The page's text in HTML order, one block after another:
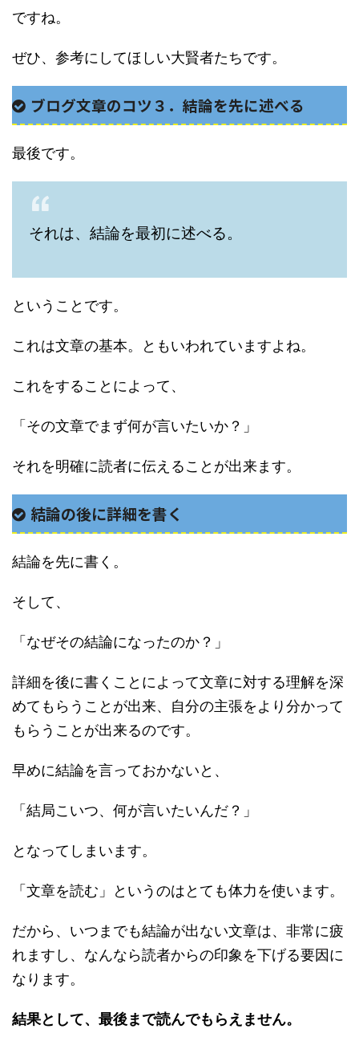
ですね。
ぜひ、参考にしてほしい大賢者たちです。
ブログ文章のコツ３． 結論を先に述べる
最後です。
それは、結論を最初に述べる。
ということです。
これは文章の基本。ともいわれていますよね。
これをすることによって、
「その文章でまず何が言いたいか？」
それを明確に読者に伝えることが出来ます。
結論の後に詳細を書く
結論を先に書く。
そして、
「なぜその結論になったのか？」
詳細を後に書くことによって文章に対する理解を深
めてもらうことが出来、自分の主張をより分かって
もらうことが出来るのです。
早めに結論を言っておかないと、
「結局こいつ、何が言いたいんだ？」
となってしまいます。
「文章を読む」というのはとても体力を使います。
だから、いつまでも結論が出ない文章は、非常に疲
れますし、なんなら読者からの印象を下げる要因に
なります。
結果として、最後まで読んでもらえません。